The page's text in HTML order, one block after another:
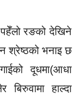
रङको देखिने
श्रेष्ठको भनाइ छ
दूधमा(आधा
बिरुवामा हाल्दा